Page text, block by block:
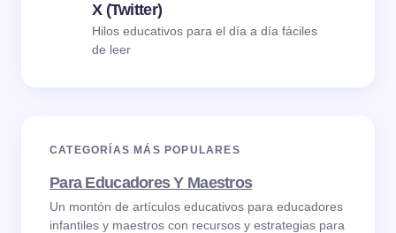
X (Twitter)
Hilos educativos para el día a día fáciles
de leer
CATEGORÍAS MÁS POPULARES
Para Educadores Y Maestros
Un montón de artículos educativos para educadores
infantiles y maestros con recursos y estrategias para